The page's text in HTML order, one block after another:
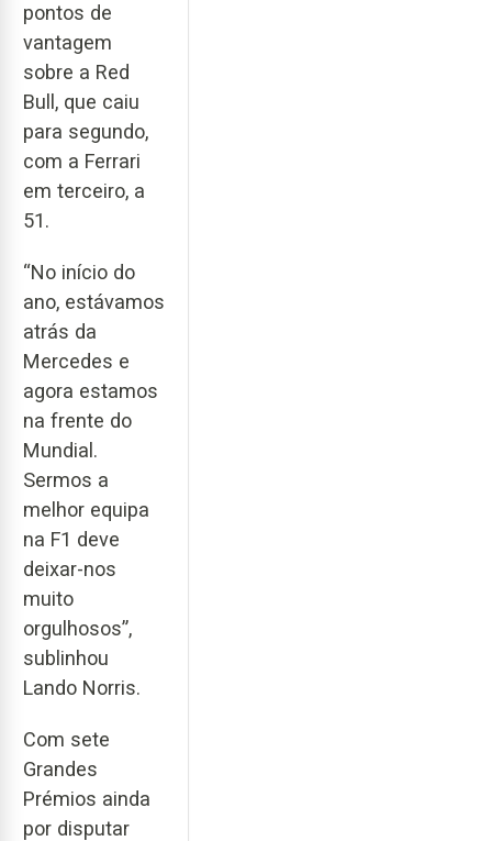
pontos de
vantagem
sobre a Red
Bull, que caiu
para segundo,
com a Ferrari
em terceiro, a
51.
“No início do
ano, estávamos
atrás da
Mercedes e
agora estamos
na frente do
Mundial.
Sermos a
melhor equipa
na F1 deve
deixar-nos
muito
orgulhosos”,
sublinhou
Lando Norris.
Com sete
Grandes
Prémios ainda
por disputar